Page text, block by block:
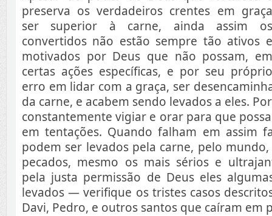
preserva os verdadeiros crentes em graça
ser superior à carne, ainda assim os
convertidos não estão sempre tão ativos e
motivados por Deus que não possam, em
certas ações específicas, e por seu próprio
erro em lidar com a graça, ser
da carne, e acabem sendo levados a eles.
constantemente vigiar e orar para que
em tentações. Quando falham em assim
podem ser levados pela carne, pelo
pecados, mesmo os mais sérios e
pela justa permissão de Deus eles
levados — verifique os tristes casos
Davi, Pedro, e outros santos que caíram em